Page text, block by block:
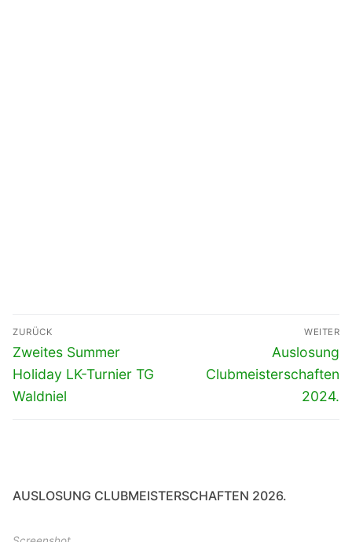
Beitragsnavigation
ZURÜCK
Vorheriger
Beitrag:
Zweites Summer
Holiday LK-Turnier TG
Waldniel
WEITER
Nächster
Beitrag:
Auslosung
Clubmeisterschaften
2024.
AUSLOSUNG CLUBMEISTERSCHAFTEN 2026.